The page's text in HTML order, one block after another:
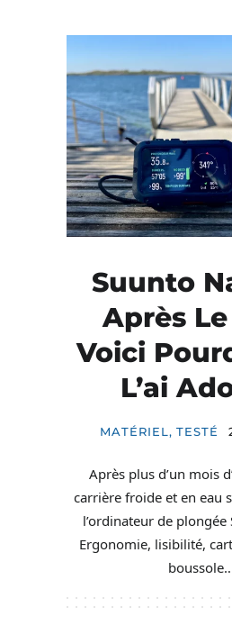
Suunto
Après
Voici
L’ai
MATÉRIEL, TESTÉ
Après plus d’un mois
carrière froide et en eau
l’ordinateur de plongée
Ergonomie, lisibilité,